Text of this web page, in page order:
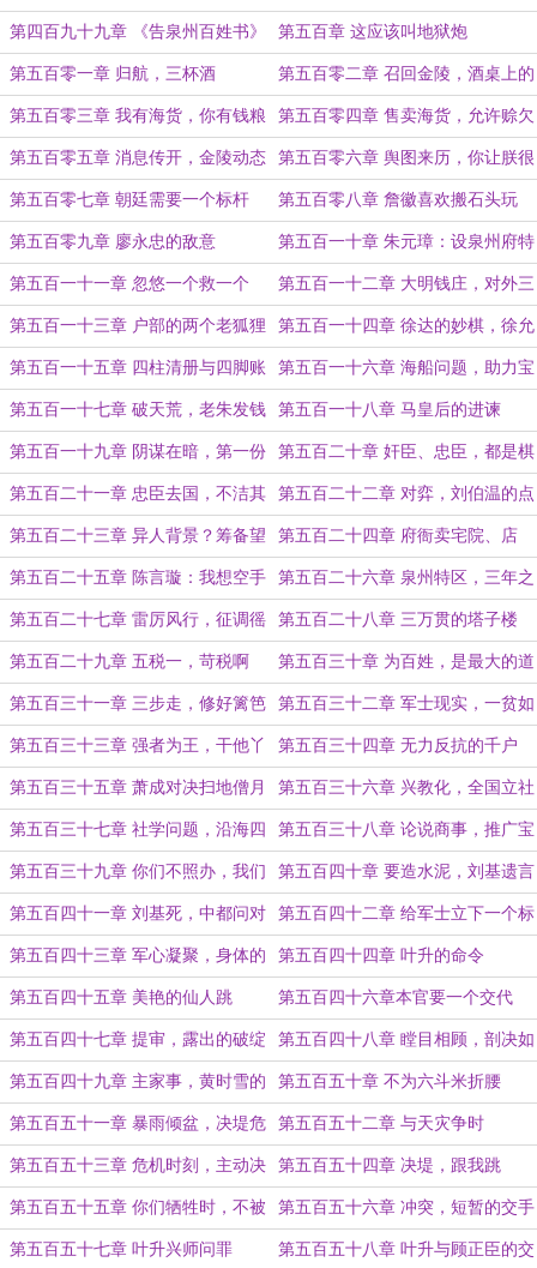
治大户
第四百九十九章 《告泉州百姓书》 第五百章 这应该叫地狱炮
第五百零一章 归航，三杯酒 第五百零二章 召回金陵，酒桌上的
安排
第五百零三章 我有海货，你有钱粮 第五百零四章 售卖海货，允许赊欠
第五百零五章 消息传开，金陵动态 第五百零六章 舆图来历，你让朕很
欣慰
第五百零七章 朝廷需要一个标杆 第五百零八章 詹徽喜欢搬石头玩
第五百零九章 廖永忠的敌意 第五百一十章 朱元璋：设泉州府特
区
第五百一十一章 忽悠一个救一个 第五百一十二章 大明钱庄，对外三
条
第五百一十三章 户部的两个老狐狸 第五百一十四章 徐达的妙棋，徐允
恭拜师
第五百一十五章 四柱清册与四脚账
册
第五百一十六章 海船问题，助力宝
钞
第五百一十七章 破天荒，老朱发钱
了
第五百一十八章 马皇后的进谏
第五百一十九章 阴谋在暗，第一份
大明宝钞
第五百二十章 奸臣、忠臣，都是棋
子
第五百二十一章 忠臣去国，不洁其
名
第五百二十二章 对弈，刘伯温的点
拨
第五百二十三章 异人背景？筹备望
远镜
第五百二十四章 府衙卖宅院、店
铺，还放贷
第五百二十五章 陈言璇：我想空手
套白狼
第五百二十六章 泉州特区，三年之
期
第五百二十七章 雷厉风行，征调徭
役
第五百二十八章 三万贯的塔子楼
第五百二十九章 五税一，苛税啊 第五百三十章 为百姓，是最大的道
理
第五百三十一章 三步走，修好篱笆
再抓鱼
第五百三十二章 军士现实，一贫如
洗
第五百三十三章 强者为王，干他丫
的
第五百三十四章 无力反抗的千户
第五百三十五章 萧成对决扫地僧月
空
第五百三十六章 兴教化，全国立社
学
第五百三十七章 社学问题，沿海四
所
第五百三十八章 论说商事，推广宝
钞
第五百三十九章 你们不照办，我们
来办
第五百四十章 要造水泥，刘基遗言
第五百四十一章 刘基死，中都问对 第五百四十二章 给军士立下一个标
杆
第五百四十三章 军心凝聚，身体的
极限
第五百四十四章 叶升的命令
第五百四十五章 美艳的仙人跳 第五百四十六章本官要一个交代
第五百四十七章 提审，露出的破绽 第五百四十八章 瞠目相顾，剖决如
流
第五百四十九章 主家事，黄时雪的
揭发
第五百五十章 不为六斗米折腰
第五百五十一章 暴雨倾盆，决堤危
机
第五百五十二章 与天灾争时
第五百五十三章 危机时刻，主动决
堤？
第五百五十四章 决堤，跟我跳
第五百五十五章 你们牺牲时，不被
遗忘
第五百五十六章 冲突，短暂的交手
第五百五十七章 叶升兴师问罪 第五百五十八章 叶升与顾正臣的交